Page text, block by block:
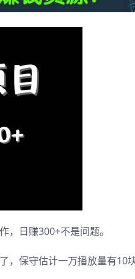
，日赚300+不是问题。
保守估计一万播放量有10块